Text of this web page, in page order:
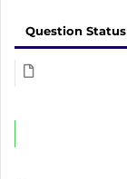
Question Status